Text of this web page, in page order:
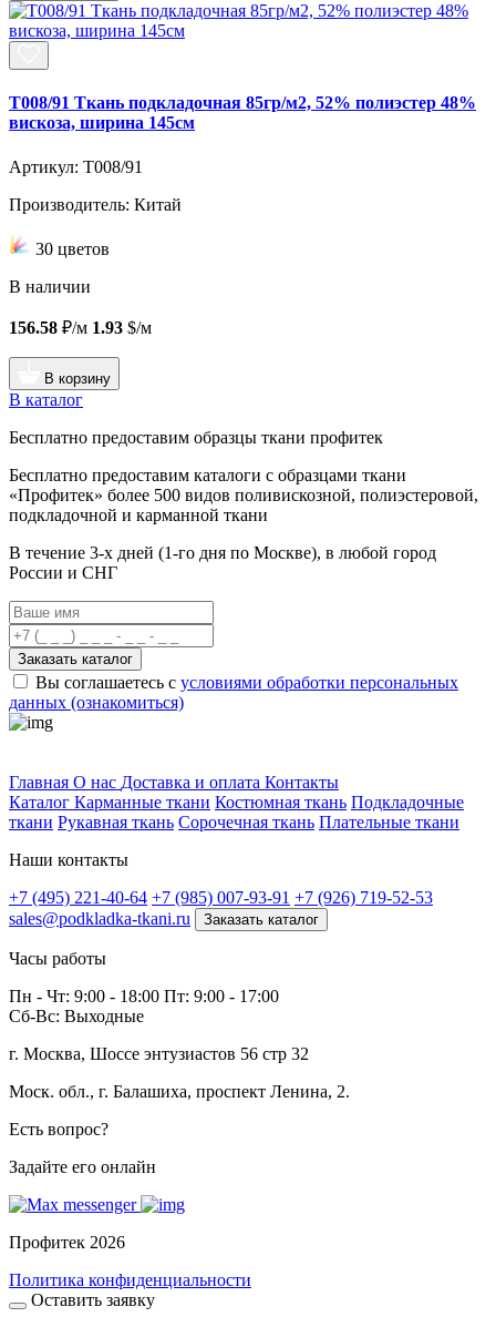
T008/91 Ткань подкладочная 85гр/м2, 52% полиэстер 48%
вискоза, ширина 145см
Артикул: T008/91
Производитель: Китай
30 цветов
В наличии
156.58 ₽/м 1.93 $/м
В корзину
В каталог
Бесплатно предоставим образцы ткани профитек
Бесплатно предоставим каталоги с образцами ткани
«Профитек» более 500 видов поливискозной, полиэстеровой,
подкладочной и карманной ткани
В течение 3-х дней (1-го дня по Москве), в любой город
России и СНГ
Заказать каталог
Вы соглашаетесь с условиями обработки персональных
данных (ознакомиться)
Главная О нас Доставка и оплата Контакты
Каталог Карманные ткани Костюмная ткань Подкладочные
ткани Рукавная ткань Сорочечная ткань Плательные ткани
Наши контакты
+7 (495) 221-40-64 +7 (985) 007-93-91 +7 (926) 719-52-53
sales@podkladka-tkani.ru
Заказать каталог
Часы работы
Пн - Чт: 9:00 - 18:00 Пт: 9:00 - 17:00
Сб-Вс: Выходные
г. Москва, Шоссе энтузиастов 56 стр 32
Моск. обл., г. Балашиха, проспект Ленина, 2.
Есть вопрос?
Задайте его онлайн
Профитек 2026
Политика конфиденциальности
Оставить заявку